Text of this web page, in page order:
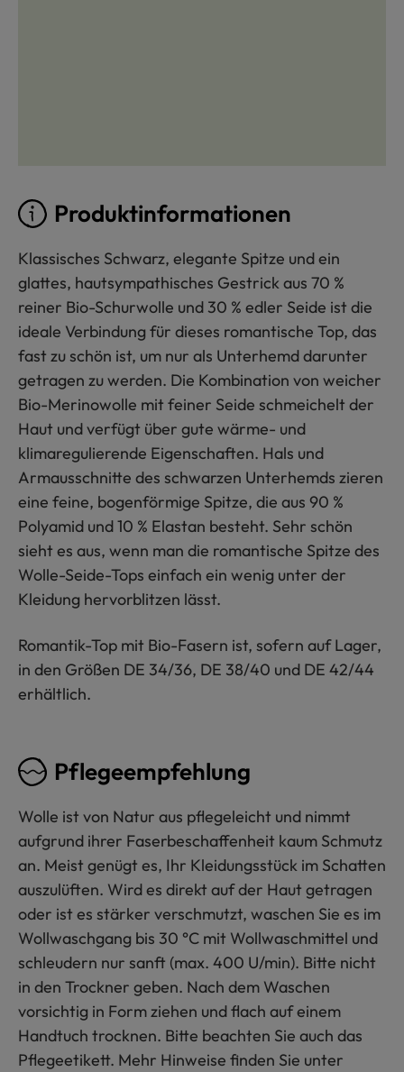
Produktinformationen
Klassisches Schwarz, elegante Spitze und ein
glattes, hautsympathisches Gestrick aus 70 %
reiner Bio-Schurwolle und 30 % edler Seide ist die
ideale Verbindung für dieses romantische Top, das
fast zu schön ist, um nur als Unterhemd darunter
getragen zu werden. Die Kombination von weicher
Bio-Merinowolle mit feiner Seide schmeichelt der
Haut und verfügt über gute wärme- und
klimaregulierende Eigenschaften. Hals und
Armausschnitte des schwarzen Unterhemds zieren
eine feine, bogenförmige Spitze, die aus 90 %
Polyamid und 10 % Elastan besteht. Sehr schön
sieht es aus, wenn man die romantische Spitze des
Wolle-Seide-Tops einfach ein wenig unter der
Kleidung hervorblitzen lässt.
Romantik-Top mit Bio-Fasern ist, sofern auf Lager,
in den Größen DE 34/36, DE 38/40 und DE 42/44
erhältlich.
Pflegeempfehlung
Wolle ist von Natur aus pflegeleicht und nimmt
aufgrund ihrer Faserbeschaffenheit kaum Schmutz
an. Meist genügt es, Ihr Kleidungsstück im Schatten
auszulüften. Wird es direkt auf der Haut getragen
oder ist es stärker verschmutzt, waschen Sie es im
Wollwaschgang bis 30 °C mit Wollwaschmittel und
schleudern nur sanft (max. 400 U/min). Bitte nicht
in den Trockner geben. Nach dem Waschen
vorsichtig in Form ziehen und flach auf einem
Handtuch trocknen. Bitte beachten Sie auch das
Pflegeetikett. Mehr Hinweise finden Sie unter